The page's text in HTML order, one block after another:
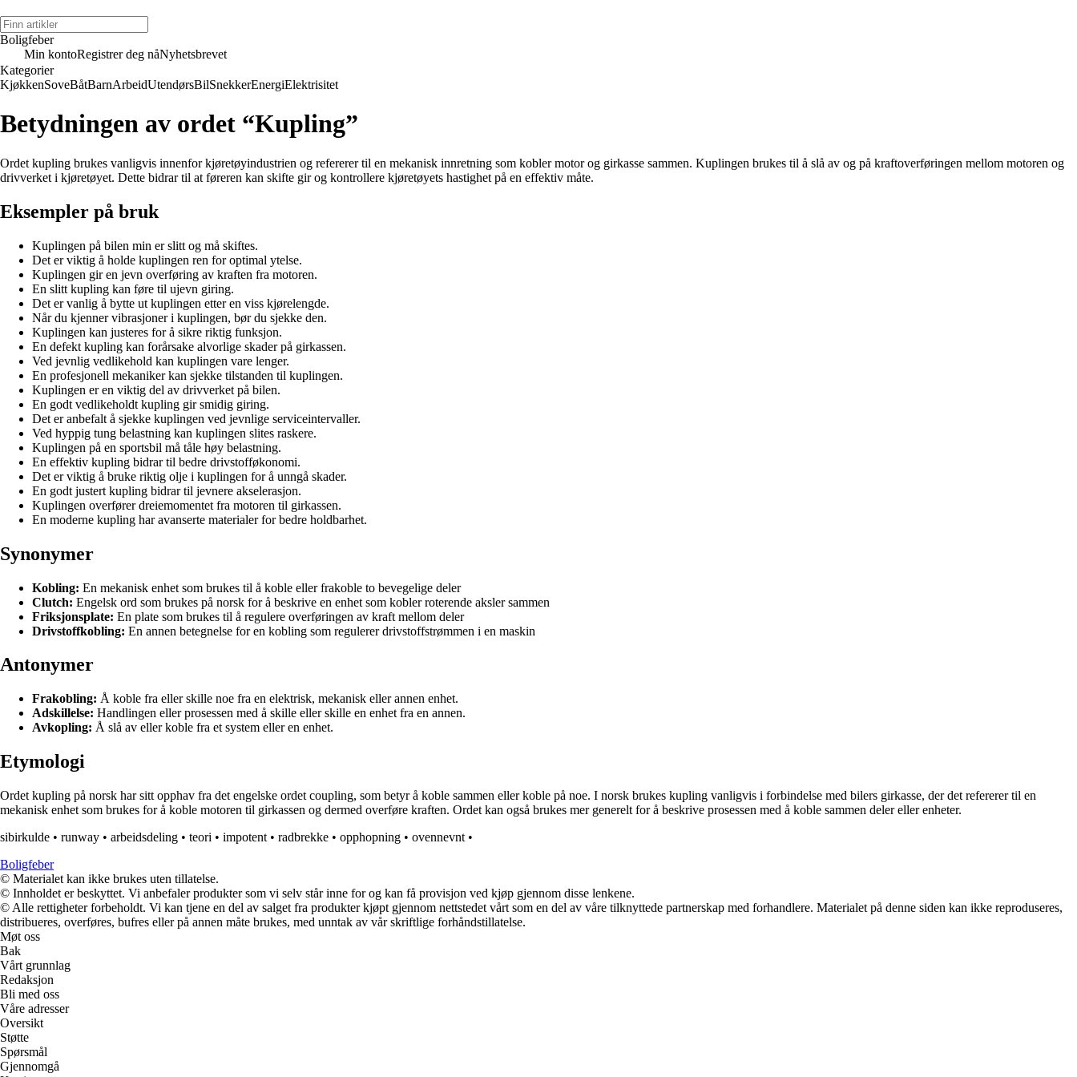
Boligfeber
Min kontoRegistrer deg nåNyhetsbrevet
Kategorier
KjøkkenSoveBåtBarnArbeidUtendørsBilSnekkerEnergiElektrisitet
Betydningen av ordet “Kupling”
Ordet kupling brukes vanligvis innenfor kjøretøyindustrien og refererer til en mekanisk innretning som kobler motor og girkasse sammen. Kuplingen brukes til å slå av og på kraftoverføringen mellom motoren og
drivverket i kjøretøyet. Dette bidrar til at føreren kan skifte gir og kontrollere kjøretøyets hastighet på en effektiv måte.
Eksempler på bruk
Kuplingen på bilen min er slitt og må skiftes.
Det er viktig å holde kuplingen ren for optimal ytelse.
Kuplingen gir en jevn overføring av kraften fra motoren.
En slitt kupling kan føre til ujevn giring.
Det er vanlig å bytte ut kuplingen etter en viss kjørelengde.
Når du kjenner vibrasjoner i kuplingen, bør du sjekke den.
Kuplingen kan justeres for å sikre riktig funksjon.
En defekt kupling kan forårsake alvorlige skader på girkassen.
Ved jevnlig vedlikehold kan kuplingen vare lenger.
En profesjonell mekaniker kan sjekke tilstanden til kuplingen.
Kuplingen er en viktig del av drivverket på bilen.
En godt vedlikeholdt kupling gir smidig giring.
Det er anbefalt å sjekke kuplingen ved jevnlige serviceintervaller.
Ved hyppig tung belastning kan kuplingen slites raskere.
Kuplingen på en sportsbil må tåle høy belastning.
En effektiv kupling bidrar til bedre drivstofføkonomi.
Det er viktig å bruke riktig olje i kuplingen for å unngå skader.
En godt justert kupling bidrar til jevnere akselerasjon.
Kuplingen overfører dreiemomentet fra motoren til girkassen.
En moderne kupling har avanserte materialer for bedre holdbarhet.
Synonymer
Kobling: En mekanisk enhet som brukes til å koble eller frakoble to bevegelige deler
Clutch: Engelsk ord som brukes på norsk for å beskrive en enhet som kobler roterende aksler sammen
Friksjonsplate: En plate som brukes til å regulere overføringen av kraft mellom deler
Drivstoffkobling: En annen betegnelse for en kobling som regulerer drivstoffstrømmen i en maskin
Antonymer
Frakobling: Å koble fra eller skille noe fra en elektrisk, mekanisk eller annen enhet.
Adskillelse: Handlingen eller prosessen med å skille eller skille en enhet fra en annen.
Avkopling: Å slå av eller koble fra et system eller en enhet.
Etymologi
Ordet kupling på norsk har sitt opphav fra det engelske ordet coupling, som betyr å koble sammen eller koble på noe. I norsk brukes kupling vanligvis i forbindelse med bilers girkasse, der det refererer til en
mekanisk enhet som brukes for å koble motoren til girkassen og dermed overføre kraften. Ordet kan også brukes mer generelt for å beskrive prosessen med å koble sammen deler eller enheter.
sibirkulde • runway • arbeidsdeling • teori • impotent • radbrekke • opphopning • ovennevnt •
Boligfeber
© Materialet kan ikke brukes uten tillatelse.
© Innholdet er beskyttet. Vi anbefaler produkter som vi selv står inne for og kan få provisjon ved kjøp gjennom disse lenkene.
© Alle rettigheter forbeholdt. Vi kan tjene en del av salget fra produkter kjøpt gjennom nettstedet vårt som en del av våre tilknyttede partnerskap med forhandlere. Materialet på denne siden kan ikke reproduseres,
distribueres, overføres, bufres eller på annen måte brukes, med unntak av vår skriftlige forhåndstillatelse.
Møt oss
Bak
Vårt grunnlag
Redaksjon
Bli med oss
Våre adresser
Oversikt
Støtte
Spørsmål
Gjennomgå